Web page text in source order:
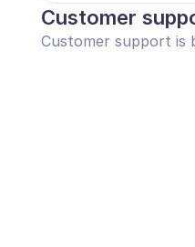
Customer
Customer support is